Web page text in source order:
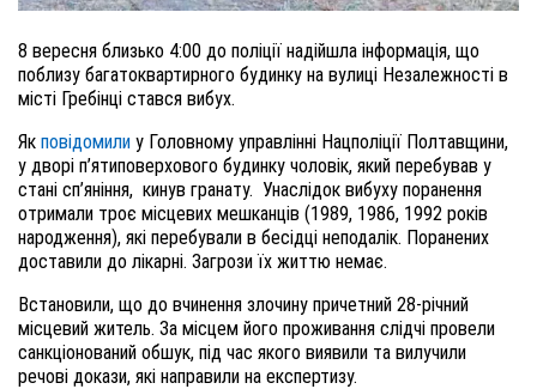
8 вересня близько 4:00 до поліції надійшла інформація, що
поблизу багатоквартирного будинку на вулиці Незалежності в
місті Гребінці стався вибух.
Як повідомили у Головному управлінні Нацполіції Полтавщини,
у дворі п’ятиповерхового будинку чоловік, який перебував у
стані сп’яніння, кинув гранату. Унаслідок вибуху поранення
отримали троє місцевих мешканців (1989, 1986, 1992 років
народження), які перебували в бесідці неподалік. Поранених
доставили до лікарні. Загрози їх життю немає.
Встановили, що до вчинення злочину причетний 28-річний
місцевий житель. За місцем його проживання слідчі провели
санкціонований обшук, під час якого виявили та вилучили
речові докази, які направили на експертизу.